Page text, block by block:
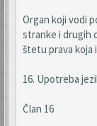
Organ koji vodi
stranke i drugih
štetu prava koja
16. Upotreba
Član 16